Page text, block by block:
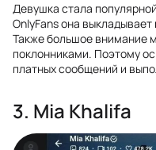
Девушка стала
OnlyFans она
Также большое внимание
поклонниками. Поэтому
платных сообщений и
3. Mia Khalifa